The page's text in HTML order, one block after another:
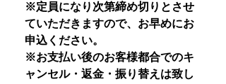
※定員になり次第締め切りとさせ
ていただきますので、お早めにお
申込ください。
※お支払い後のお客様都合でのキ
ャンセル・返金・振り替えは致し